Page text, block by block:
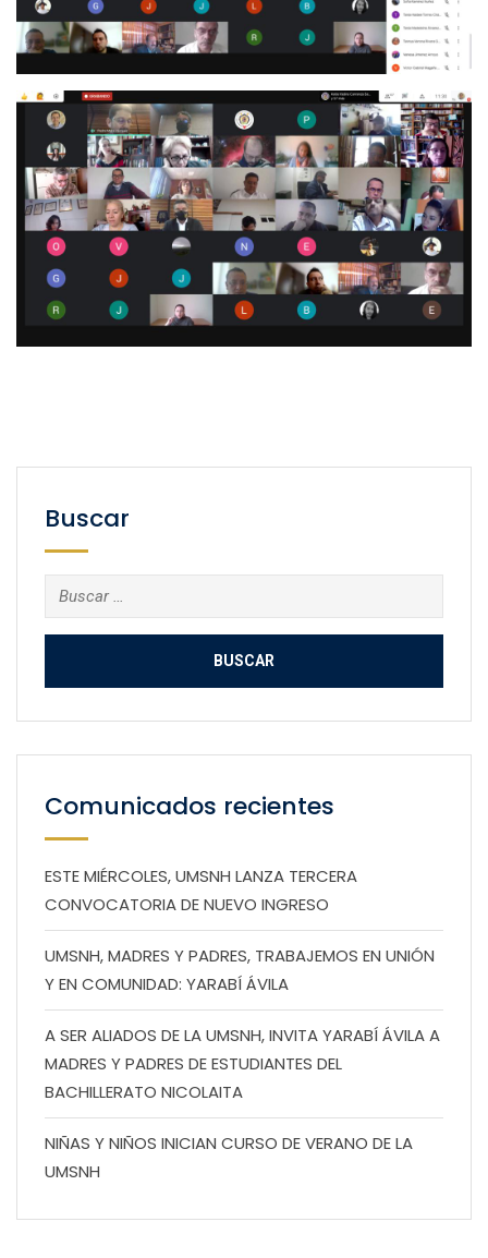
Buscar
Buscar:
Comunicados recientes
ESTE MIÉRCOLES, UMSNH LANZA TERCERA
CONVOCATORIA DE NUEVO INGRESO
UMSNH, MADRES Y PADRES, TRABAJEMOS EN UNIÓN
Y EN COMUNIDAD: YARABÍ ÁVILA
A SER ALIADOS DE LA UMSNH, INVITA YARABÍ ÁVILA A
MADRES Y PADRES DE ESTUDIANTES DEL
BACHILLERATO NICOLAITA
NIÑAS Y NIÑOS INICIAN CURSO DE VERANO DE LA
UMSNH